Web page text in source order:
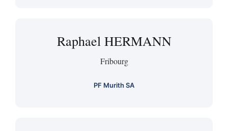
Raphael HERMANN
Fribourg
PF Murith SA